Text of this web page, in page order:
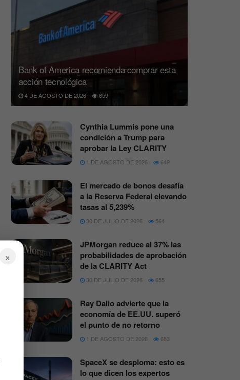
Bank of America recomienda comprar esta
acción tecnológica
4 DE AGOSTO DE 2026 659
Cynthia Lummis pone una
condición a Trump para
aprobar la Ley CLARITY
1 DE AGOSTO DE 2026 649
El mercado de bonos desafía
a la Reserva Federal elevando
tasas al 5,239%
30 DE JULIO DE 2026 564
JPMorgan reduce al 37% las
probabilidades de aprobación
de la CLARITY Act
30 DE JULIO DE 2026 655
Ray Dalio advierte que la
economía de EE.UU. superó
el punto de no retorno
1 DE AGOSTO DE 2026 683
SpaceX se desploma: esto es
lo que dicen los expertos
×